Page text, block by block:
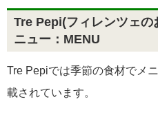
Tre Pepi(フィレンツェの
ニュー：MENU
Tre Pepiでは季節の食材でメ
載されています。